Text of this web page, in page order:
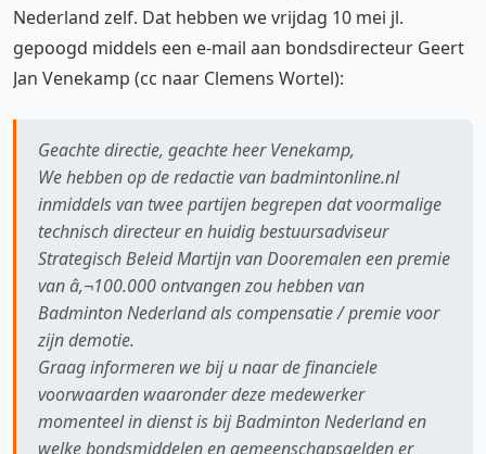
Nederland zelf. Dat hebben we vrijdag 10 mei jl.
gepoogd middels een e-mail aan bondsdirecteur Geert
Jan Venekamp (cc naar Clemens Wortel):
Geachte directie, geachte heer Venekamp,
We hebben op de redactie van badmintonline.nl
inmiddels van twee partijen begrepen dat voormalige
technisch directeur en huidig bestuursadviseur
Strategisch Beleid Martijn van Dooremalen een premie
van â‚¬100.000 ontvangen zou hebben van
Badminton Nederland als compensatie / premie voor
zijn demotie.
Graag informeren we bij u naar de financiele
voorwaarden waaronder deze medewerker
momenteel in dienst is bij Badminton Nederland en
welke bondsmiddelen en gemeenschapsgelden er